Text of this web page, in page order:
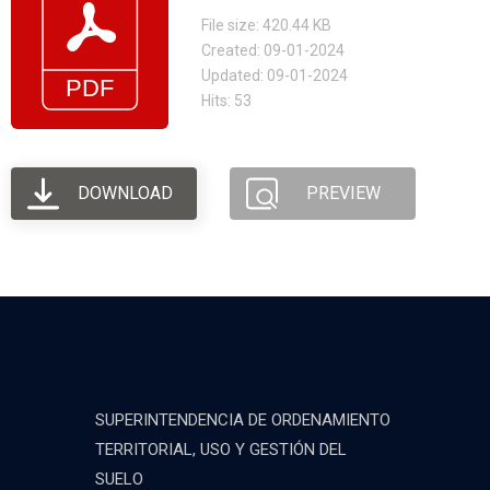
File size: 420.44 KB
Created: 09-01-2024
Updated: 09-01-2024
Hits: 53
DOWNLOAD PREVIEW
SUPERINTENDENCIA DE ORDENAMIENTO
TERRITORIAL, USO Y GESTIÓN DEL
SUELO